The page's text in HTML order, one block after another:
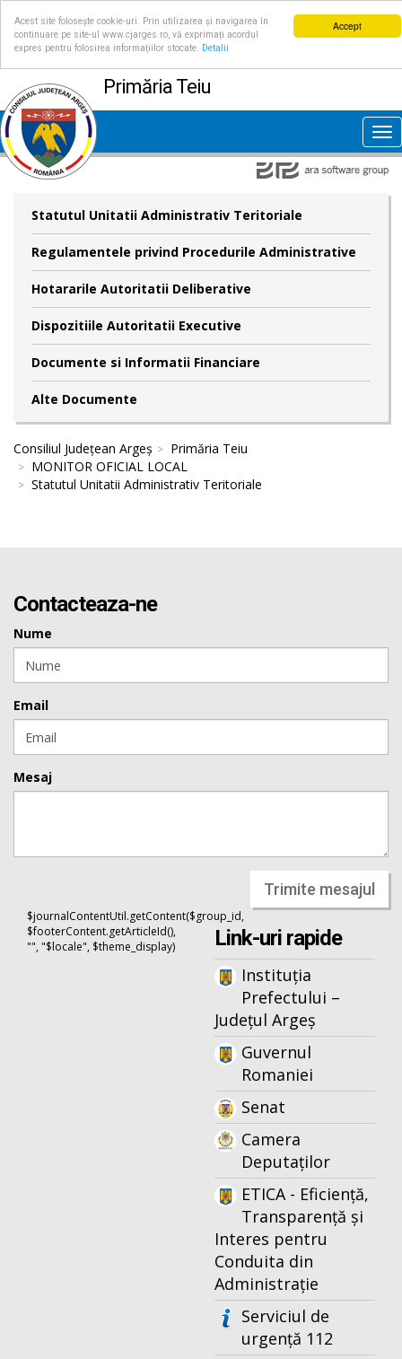
Accept
Acest site folosește cookie-uri. Prin utilizarea și navigarea în
continuare pe site-ul www.cjarges.ro, vă exprimați acordul
expres pentru folosirea informațiilor stocate.
Detalii
Primăria Teiu
Statutul Unitatii Administrativ Teritoriale
Regulamentele privind Procedurile Administrative
Hotararile Autoritatii Deliberative
Dispozitiile Autoritatii Executive
Documente si Informatii Financiare
Alte Documente
Consiliul Județean Argeș
Primăria Teiu
MONITOR OFICIAL LOCAL
Statutul Unitatii Administrativ Teritoriale
Contacteaza-ne
Nume
Email
Mesaj
Trimite mesajul
$journalContentUtil.getContent($group_id,
$footerContent.getArticleId(),
"", "$locale", $theme_display)
Link-uri rapide
Instituția
Prefectului –
Județul Argeș
Guvernul
Romaniei
Senat
Camera
Deputaților
ETICA - Eficiență,
Transparență și
Interes pentru
Conduita din
Administrație
Serviciul de
urgență 112